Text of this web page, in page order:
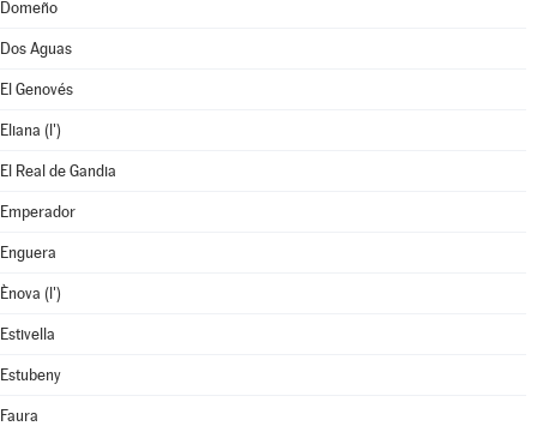
Domeño
Dos Aguas
El Genovés
Eliana (l')
El Real de Gandia
Emperador
Enguera
Ènova (l')
Estivella
Estubeny
Faura